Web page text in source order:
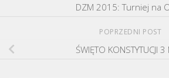
DZM 2015: Turniej na
POPRZEDNI POST
ŚWIĘTO KONSTYTUCJI 3